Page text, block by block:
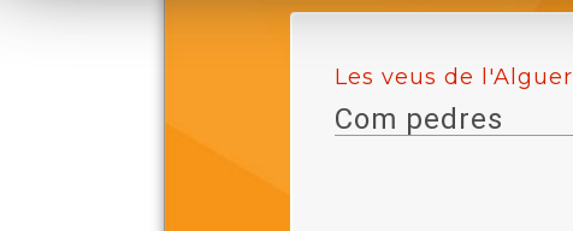
Les veus de l'Alguer
Com pedres